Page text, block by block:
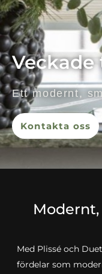
Ett modernt,
Kontakta oss
Med Plissé och
fördelar som